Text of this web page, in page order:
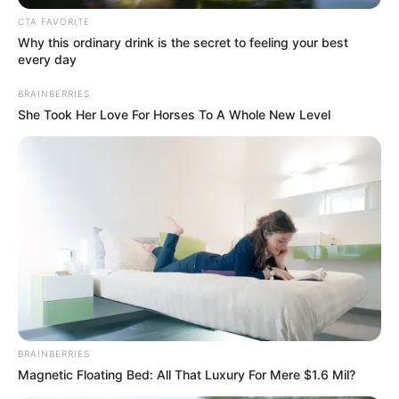
CTA FAVORITE
Why this ordinary drink is the secret to feeling your best
every day
BRAINBERRIES
She Took Her Love For Horses To A Whole New Level
BRAINBERRIES
Magnetic Floating Bed: All That Luxury For Mere $1.6 Mil?